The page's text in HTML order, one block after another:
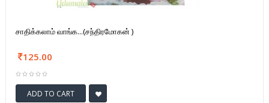
சாதிக்கலாம் வாங்க...(சந்திரமோகன் )
125.00
ADD TO CART